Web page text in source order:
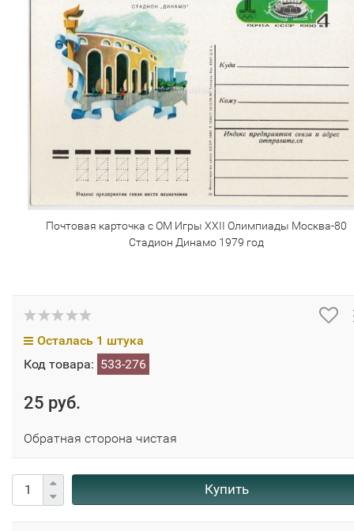
Почтовая карточка с ОМ Игры XXII Олимпиады Москва-80
Стадион Динамо 1979 год
Осталась 1 штука
Код товара: 533-276
25 руб.
Обратная сторона чистая
Купить